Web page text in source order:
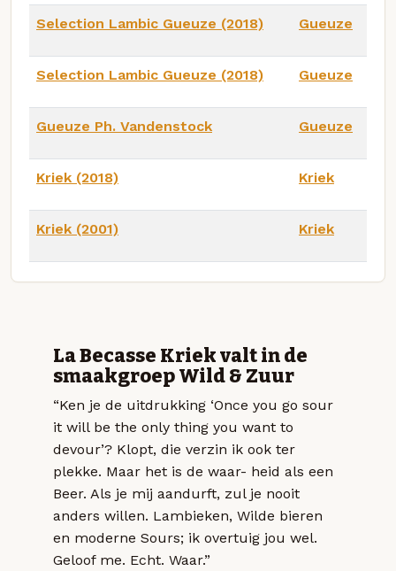
Selection Lambic Gueuze (2018) Gueuze
Selection Lambic Gueuze (2018) Gueuze
Gueuze Ph. Vandenstock Gueuze
Kriek (2018) Kriek
Kriek (2001) Kriek
La Becasse Kriek valt in de
smaakgroep Wild & Zuur
“Ken je de uitdrukking ‘Once you go sour
it will be the only thing you want to
devour’? Klopt, die verzin ik ook ter
plekke. Maar het is de waar- heid als een
Beer. Als je mij aandurft, zul je nooit
anders willen. Lambieken, Wilde bieren
en moderne Sours; ik overtuig jou wel.
Geloof me. Echt. Waar.”